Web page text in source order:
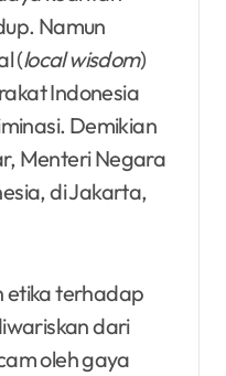
Namun
(local wisdom)
Indonesia
Demikian
Menteri Negara
di Jakarta,
etika terhadap
dari
oleh gaya